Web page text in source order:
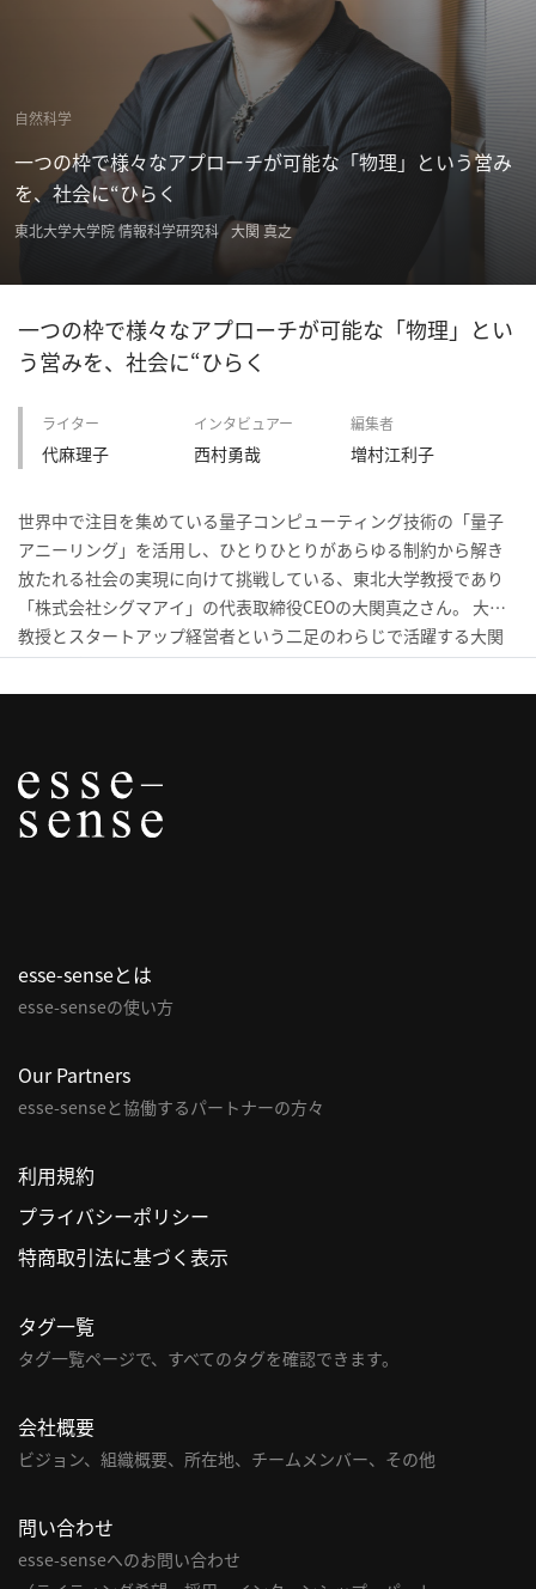
研究者登録
ラ
イ
バ
シ
ー
利
用
規
約
に
示
問
わ
自然科学
一つの枠で様々なアプローチが可能な「物理」という営み
を、社会に“ひらく
東北大学大学院 情報科学研究科 大関 真之
一つの枠で様々なアプローチが可能な「物理」とい
う営みを、社会に“ひらく
ライター インタビュアー 編集者
代麻理子 西村勇哉 増村江利子
世界中で注目を集めている量子コンピューティング技術の「量子
アニーリング」を活用し、ひとりひとりがあらゆる制約から解き
放たれる社会の実現に向けて挑戦している、東北大学教授であり
「株式会社シグマアイ」の代表取締役CEOの大関真之さん。 大学
教授とスタートアップ経営者という二足のわらじで活躍する大関
さんが感じている課題とは。イタリアでの孤独な研究生活などを
経て、「人間に必要なのは『ムダ』」と確信するようになった大
esse-senseとは
esse-senseの使い方
Our Partners
esse-senseと協働するパートナーの方々
利用規約
プライバシーポリシー
特商取引法に基づく表示
タグ一覧
タグ一覧ページで、すべてのタグを確認できます。
会社概要
ビジョン、組織概要、所在地、チームメンバー、その他
問い合わせ
esse-senseへのお問い合わせ